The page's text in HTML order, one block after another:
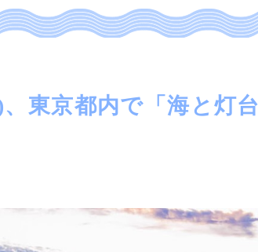
東京都内で「海と灯